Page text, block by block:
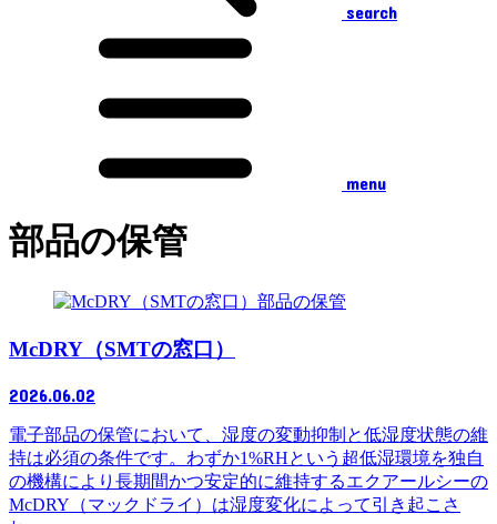
search
menu
部品の保管
部品の保管
McDRY（SMTの窓口）
2026.06.02
電子部品の保管において、湿度の変動抑制と低湿度状態の維
持は必須の条件です。わずか1%RHという超低湿環境を独自
の機構により長期間かつ安定的に維持するエクアールシーの
McDRY（マックドライ）は湿度変化によって引き起こさ